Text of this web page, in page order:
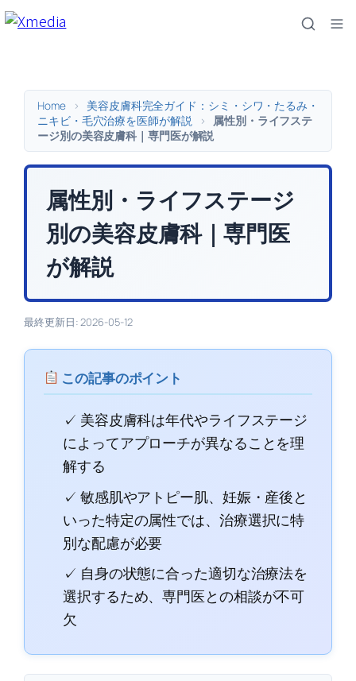
内
Home >
美容皮膚科完全ガイド：シミ・シワ・たるみ・
ニキビ・毛穴治療を医師が解説
>
属性別・ライフステ
ージ別の美容皮膚科｜専門医が解説
属性別・ライフステージ
別の美容皮膚科｜専門医
が解説
最終更新日: 2026-05-12
この記事のポイント
✓ 美容皮膚科は年代やライフステージ
によってアプローチが異なることを理
解する
✓ 敏感肌やアトピー肌、妊娠・産後と
いった特定の属性では、治療選択に特
別な配慮が必要
✓ 自身の状態に合った適切な治療法を
選択するため、専門医との相談が不可
欠